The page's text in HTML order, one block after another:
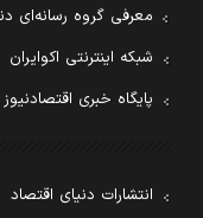
معرفی گروه رسانه‌ای
شبکه اینترنتی اکوایران
پایگاه خبری اقتصادنیوز
انتشارات دنیای اقتصاد